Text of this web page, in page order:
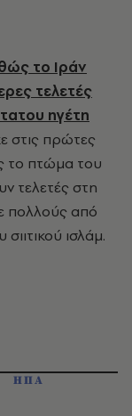
το Ιράν
τελετές
ηγέτη
στις πρώτες
το πτώμα του
τελετές στη
πολλούς από
ισλάμ.
ΗΠΑ